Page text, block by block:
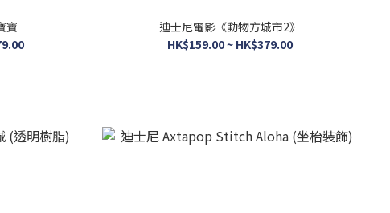
寶
迪士尼電影《動物方城市2》
HK$159.00 ~ HK$379.00